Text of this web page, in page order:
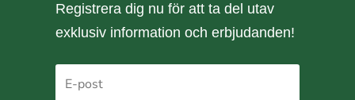
Registrera dig nu för att ta del utav
exklusiv information och erbjudanden!